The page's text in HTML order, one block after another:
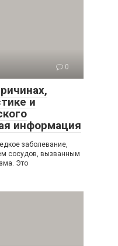
0
и
информация
заболевание,
сосудов, вызванным
Это